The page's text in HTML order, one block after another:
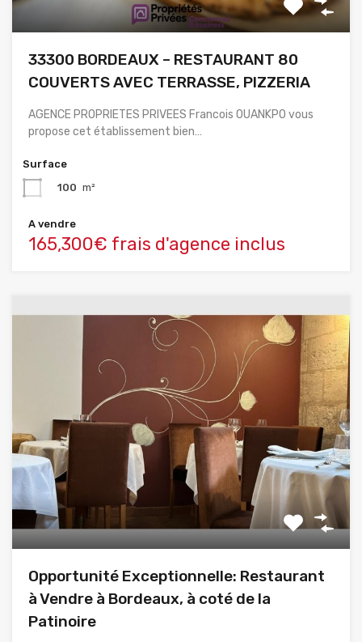
33300 BORDEAUX – RESTAURANT 80
COUVERTS AVEC TERRASSE, PIZZERIA
AGENCE PROPRIETES PRIVEES Francois OUANKPO vous
propose cet établissement bien…
Surface
100 m²
A vendre
165,300€ frais d'agence inclus
Opportunité Exceptionnelle: Restaurant
à Vendre à Bordeaux, à coté de la
Patinoire